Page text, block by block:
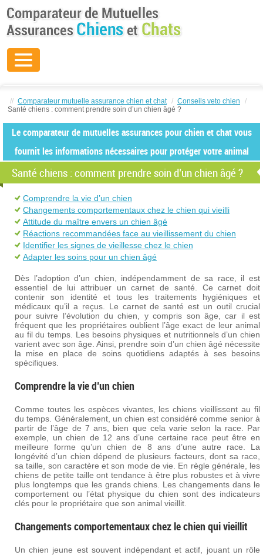
// Comparateur mutuelle assurance chien et chat / Conseils veto chien
/
Santé chiens : comment prendre soin d’un chien âgé ?
Le comparateur de mutuelles assurances pour chien et chat vous
fournit les informations nécessaires pour protéger votre animal
Santé chiens : comment prendre soin d’un chien âgé ?
Comprendre la vie d’un chien
Changements comportementaux chez le chien qui vieilli
Attitude du maître envers un chien âgé
Réactions recommandées face au vieillissement du chien
Identifier les signes de vieillesse chez le chien
Adapter les soins pour un chien âgé
Dès l’adoption d’un chien, indépendamment de sa race, il est
essentiel de lui attribuer un carnet de santé. Ce carnet doit
contenir son identité et tous les traitements hygiéniques et
médicaux qu’il a reçus. Le carnet de santé est un outil crucial
pour suivre l’évolution du chien, y compris son âge, car il est
fréquent que les propriétaires oublient l’âge exact de leur animal
au fil du temps. Les besoins physiques et nutritionnels d’un chien
varient avec son âge. Ainsi, prendre soin d’un chien âgé nécessite
la mise en place de soins quotidiens adaptés à ses besoins
spécifiques.
Comprendre la vie d’un chien
Comme toutes les espèces vivantes, les chiens vieillissent au fil
du temps. Généralement, un chien est considéré comme senior à
partir de l’âge de 7 ans, bien que cela varie selon la race. Par
exemple, un chien de 12 ans d’une certaine race peut être en
meilleure forme qu’un chien de 8 ans d’une autre race. La
longévité d’un chien dépend de plusieurs facteurs, dont sa race,
sa taille, son caractère et son mode de vie. En règle générale, les
chiens de petite taille ont tendance à être plus robustes et à vivre
plus longtemps que les grands chiens. Les changements dans le
comportement ou l’état physique du chien sont des indicateurs
clés pour le propriétaire que son animal vieillit.
Changements comportementaux chez le chien qui vieillit
Un chien jeune est souvent indépendant et actif, jouant un rôle